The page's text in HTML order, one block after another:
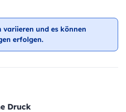
variieren und es können
erfolgen.
Druck